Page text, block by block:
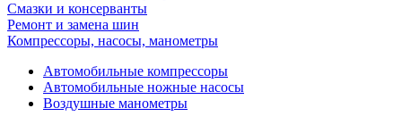
Смазки и консерванты
Ремонт и замена шин
Компрессоры, насосы, манометры
Автомобильные компрессоры
Автомобильные ножные насосы
Воздушные манометры